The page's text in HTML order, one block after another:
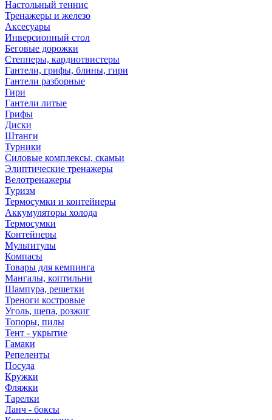
Настольный теннис
Тренажеры и железо
Аксесуары
Инверсионный стол
Беговые дорожки
Степперы, кардиотвистеры
Гантели, грифы, блины, гири
Гантели разборные
Гири
Гантели литые
Грифы
Диски
Штанги
Турники
Силовые комплексы, скамьи
Элиптические тренажеры
Велотренажеры
Туризм
Термосумки и контейнеры
Аккумуляторы холода
Термосумки
Контейнеры
Мультитулы
Компасы
Товары для кемпинга
Мангалы, коптильни
Шампура, решетки
Треноги костровые
Уголь, щепа, розжиг
Топоры, пилы
Тент - укрытие
Гамаки
Репеленты
Посуда
Кружки
Фляжки
Тарелки
Ланч - боксы